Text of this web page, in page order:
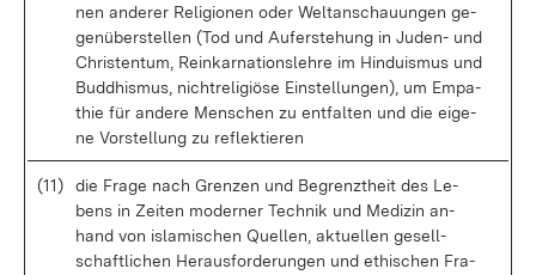
nen an­de­rer Re­li­gio­nen oder Welt­an­schau­un­gen ge­
gen­über­stel­len (Tod und Auf­er­ste­hung in Ju­den- und
Chris­ten­tum, Re­inkar­na­ti­ons­leh­re im Hin­du­is­mus und
Bud­dhis­mus, nicht­re­li­giö­se Ein­stel­lun­gen), um Em­pa­
thie für an­de­re Men­schen zu ent­fal­ten und die ei­ge­
ne Vor­stel­lung zu re­flek­tie­ren
(11)
die Fra­ge nach Gren­zen und Be­grenzt­heit des Le­
bens in Zei­ten mo­der­ner Tech­nik und Me­di­zin an­
hand von is­la­mi­schen Quel­len, ak­tu­el­len ge­sell­
schaft­li­chen Her­aus­for­de­run­gen und ethi­schen Fra­